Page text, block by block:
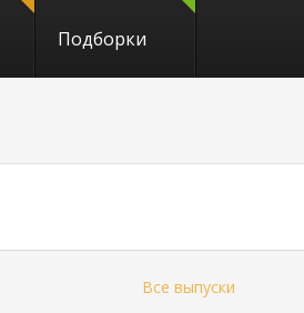
Подборки
Все выпуски